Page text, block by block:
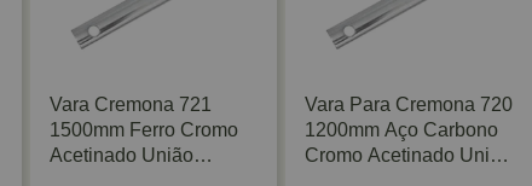
Vara Cremona 721
1500mm Ferro Cromo
Acetinado União
Vara Para Cremona 720
1200mm Aço Carbono
Cromo Acetinado União